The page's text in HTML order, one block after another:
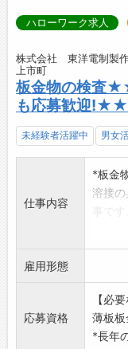
ハローワーク求人
株式会社 東洋電制製
上市町
板金物の検査
も応募歓迎!★★
未経験者活躍中 男女
仕事内容
*板金
溶接
(溶接
を目
ます)
作業
作業
【仕
雇用形態
応募資格
【必
薄板
*長年